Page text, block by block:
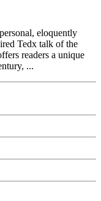
eloquently
Tedx talk of the
readers a unique
...